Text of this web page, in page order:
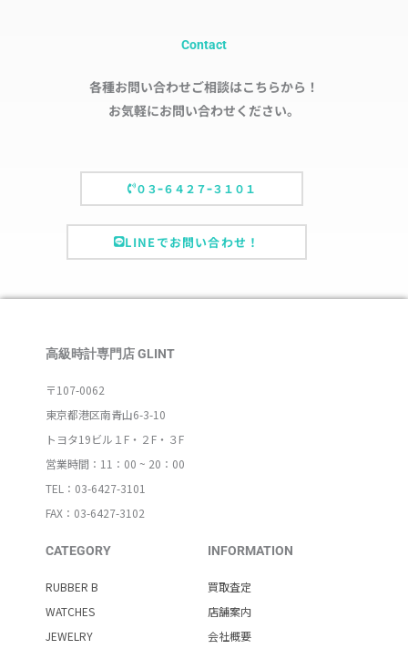
Contact
各種お問い合わせご相談はこちらから！
お気軽にお問い合わせください。
０３ｰ６４２７ｰ３１０１
LINEでお問い合わせ！
高級時計専門店 GLINT
〒107-0062
東京都港区南青山6-3-10
トヨタ19ビル１F・２F・３F
営業時間：11：00 ~ 20：00
TEL：03-6427-3101
FAX：03-6427-3102
CATEGORY
RUBBER B
WATCHES
JEWELRY
INFORMATION
買取査定
店舗案内
会社概要